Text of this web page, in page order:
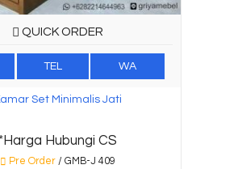
QUICK ORDER
TEL WA
Set Minimalis Jati
*Harga Hubungi CS
Pre Order/ GMB-J 409